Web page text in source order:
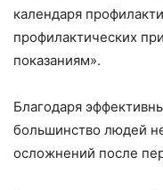
календаря
профилактических
показаниям».
Благодаря
большинство людей
осложнений после